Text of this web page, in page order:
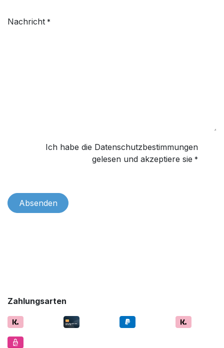
Nachricht *
Ich habe die Datenschutzbestimmungen
gelesen und akzeptiere sie *
Absenden
Zahlungsarten